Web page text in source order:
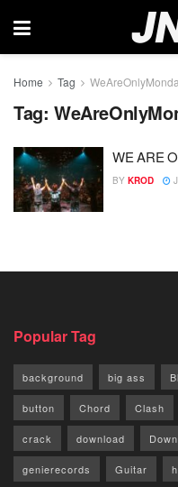
Home Tag
Tag:
WE ARE
BY KROD
Popular Tag
background big ass
button Chord Clash
crack download
genierecords Guitar